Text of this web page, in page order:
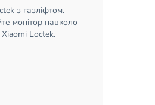
з газліфтом.
монітор навколо
Loctek.